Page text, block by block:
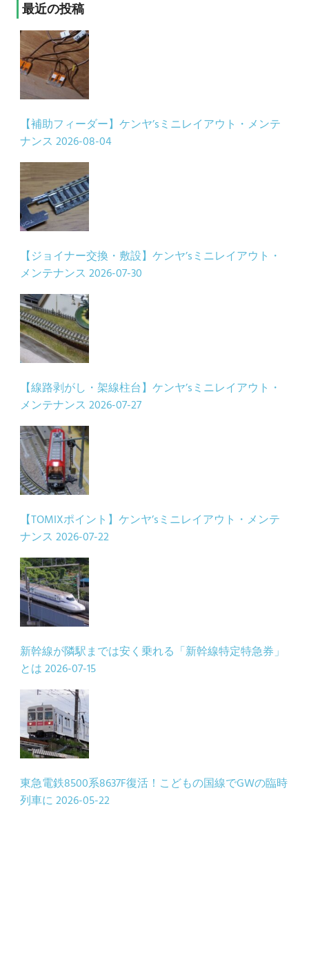
最近の投稿
【補助フィーダー】ケンヤ’sミニレイアウト・メンテ
ナンス 2026-08-04
【ジョイナー交換・敷設】ケンヤ’sミニレイアウト・
メンテナンス 2026-07-30
【線路剥がし・架線柱台】ケンヤ’sミニレイアウト・
メンテナンス 2026-07-27
【TOMIXポイント】ケンヤ’sミニレイアウト・メンテ
ナンス 2026-07-22
新幹線が隣駅までは安く乗れる「新幹線特定特急券」
とは2026-07-15
東急電鉄8500系8637F復活！こどもの国線でGWの臨時
列車に2026-05-22